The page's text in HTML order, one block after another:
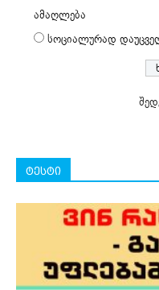
ამაღლება
სოციალურად
ტესტი